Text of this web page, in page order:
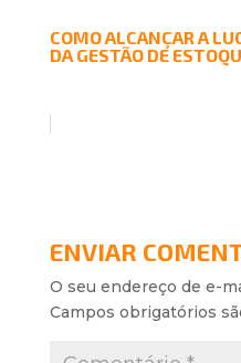
COMO ALCANÇAR A
DA GESTÃO DE
ENVIAR
O seu endereço de e-
Campos obrigatórios